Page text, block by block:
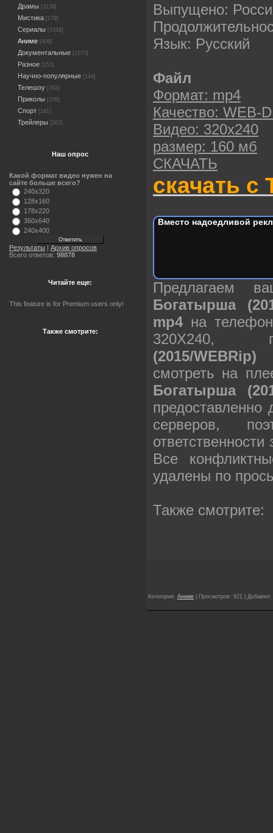
Драмы [3139]
Мистика [179]
Сериалы [1839]
Аниме [408]
Документальные [1573]
Разное [152]
Научно-популярные [144]
Телешоу [791]
Приколы [336]
Спорт [241]
Трейлеры [282]
Наш опрос
Какой формат видео нужен на
сайте больше всего?
240x320
128x160
178x220
360x640
240x400
Результаты | Архив опросов
Всего ответов: 98878
Читайте еще:
This feature is for Premium users only!
Также смотрите:
Выпущено:
Язык: Русский
Файл
Формат: mp4
Качество: WEB-
Видео: 320х240
размер: 160 мб
СКАЧАТЬ
скачать с
Вместо надоедливой
Предлагаем
Богатырша
mp4 на
320X240,
(2015/
смотреть на
Богатырша
серверов,
Все
удалены по
Также смотрите:
Категория: Аниме | Просмотров: 921 | Добавил: